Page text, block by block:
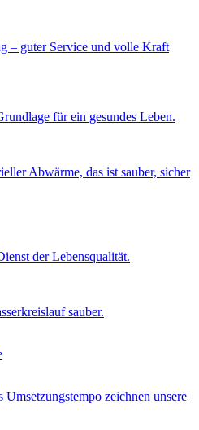
– guter Service und volle Kraft
für ein gesundes Leben.
Abwärme, das ist sauber, sicher
der Lebensqualität.
sauber.
Umsetzungstempo zeichnen unsere